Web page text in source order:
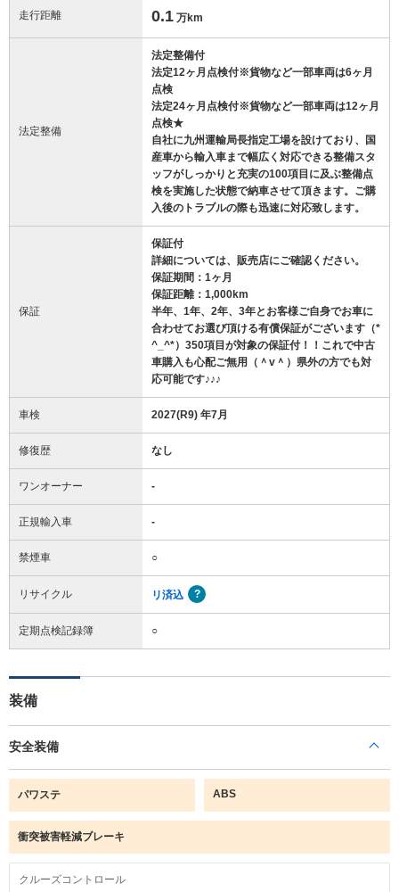
走行距離 0.1 万km
法定整備
法定整備付
法定12ヶ月点検付※貨物など一部車両は6ヶ月
点検
法定24ヶ月点検付※貨物など一部車両は12ヶ月
点検★
自社に九州運輸局長指定工場を設けており、国
産車から輸入車まで幅広く対応できる整備スタ
ッフがしっかりと充実の100項目に及ぶ整備点
検を実施した状態で納車させて頂きます。ご購
入後のトラブルの際も迅速に対応致します。
保証
保証付
詳細については、販売店にご確認ください。
保証期間：1ヶ月
保証距離：1,000km
半年、1年、2年、3年とお客様ご自身でお車に
合わせてお選び頂ける有償保証がございます（*
^_^*）350項目が対象の保証付！！これで中古
車購入も心配ご無用（＾v＾）県外の方でも対
応可能です♪♪♪
車検 2027(R9) 年7月
修復歴 なし
ワンオーナー -
正規輸入車 -
禁煙車 ○
リサイクル リ済込
定期点検記録簿 ○
装備
安全装備
パワステ ABS
衝突被害軽減ブレーキ
クルーズコントロール